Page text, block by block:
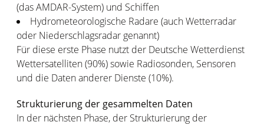
(das AMDAR-System) und Schiffen
Hydrometeorologische Radare (auch Wetterradar
oder Niederschlagsradar genannt)
Für diese erste Phase nutzt der Deutsche Wetterdienst
Wettersatelliten (90%) sowie Radiosonden, Sensoren
und die Daten anderer Dienste (10%).
Strukturierung der gesammelten Daten
In der nächsten Phase, der Strukturierung der